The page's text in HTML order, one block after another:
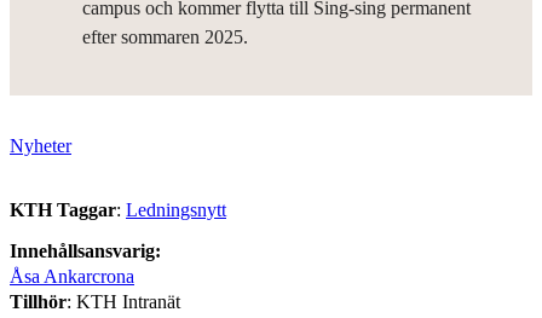
campus och kommer flytta till Sing-sing permanent
efter sommaren 2025.
Nyheter
KTH Taggar: Ledningsnytt
Innehållsansvarig:
Åsa Ankarcrona
Tillhör: KTH Intranät